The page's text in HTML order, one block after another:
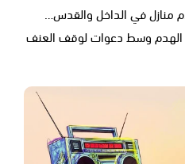
منازل في الداخل والقدس…
الهدم وسط دعوات لوقف العنف